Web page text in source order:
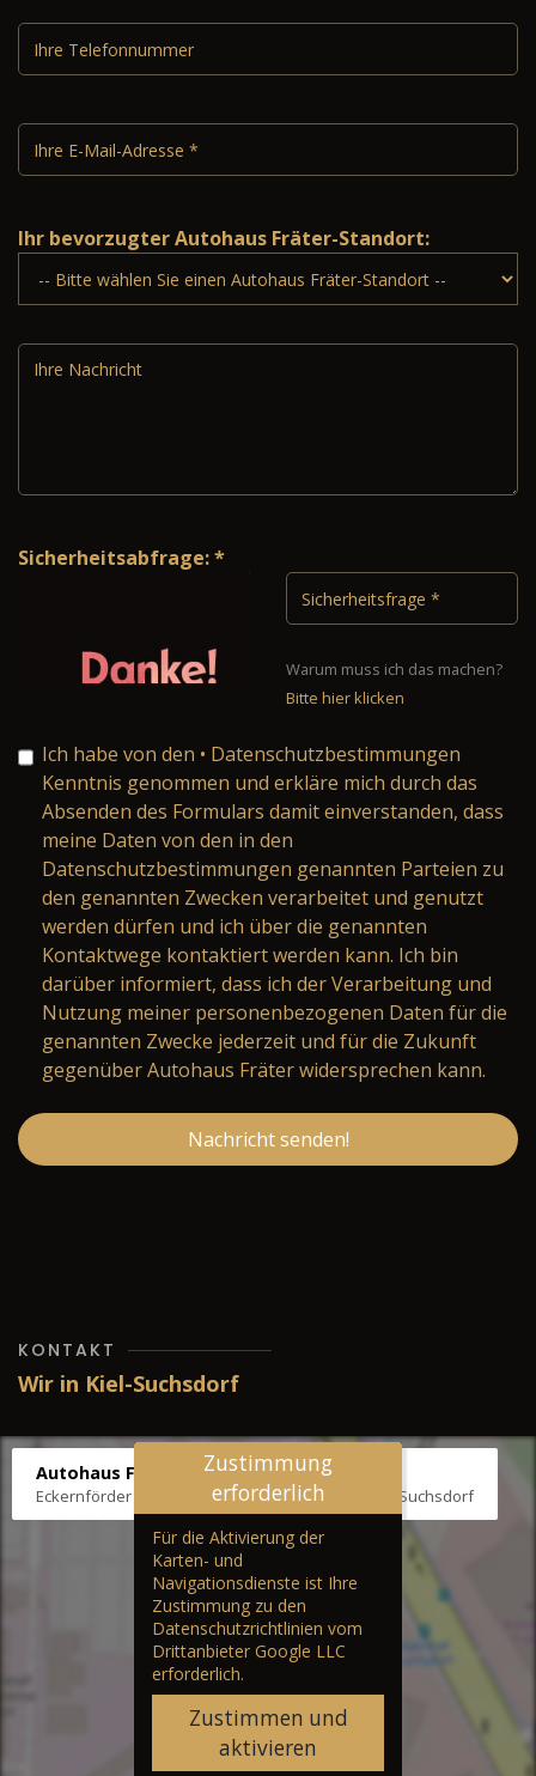
Ihr bevorzugter Autohaus Fräter-Standort:
Sicherheitsabfrage: *
Warum muss ich das machen?
Bitte hier klicken
Ich habe von den • Datenschutzbestimmungen
Kenntnis genommen und erkläre mich durch das
Absenden des Formulars damit einverstanden, dass
meine Daten von den in den
Datenschutzbestimmungen genannten Parteien zu
den genannten Zwecken verarbeitet und genutzt
werden dürfen und ich über die genannten
Kontaktwege kontaktiert werden kann. Ich bin
darüber informiert, dass ich der Verarbeitung und
Nutzung meiner personenbezogenen Daten für die
genannten Zwecke jederzeit und für die Zukunft
gegenüber Autohaus Fräter widersprechen kann.
Nachricht senden!
KONTAKT
Wir in Kiel-Suchsdorf
Autohaus Fräter
Eckernförder Str. /Klausbrooker Weg 1, 24107 Kiel-Suchsdorf
Zustimmung
erforderlich
Für die Aktivierung der
Karten- und
Navigationsdienste ist Ihre
Zustimmung zu den
Datenschutzrichtlinien vom
Drittanbieter Google LLC
erforderlich.
Zustimmen und
aktivieren